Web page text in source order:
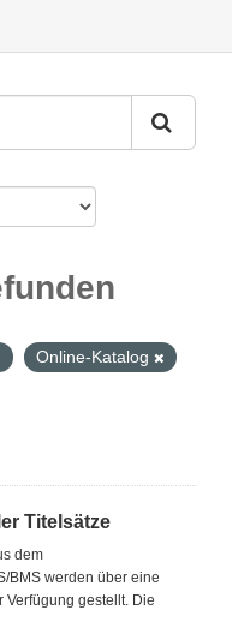
Online-Katalog
Titelsätze
dem
BMS werden über eine
Verfügung gestellt. Die